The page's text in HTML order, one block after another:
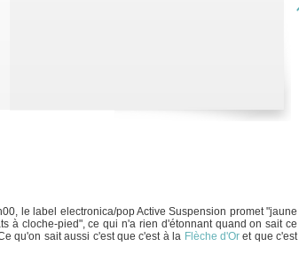
le label electronica/pop Active Suspension promet "jaune
à cloche-pied", ce qui n'a rien d'étonnant quand on sait ce
qu'on sait aussi c'est que c'est à la Flèche d'Oret que c'est